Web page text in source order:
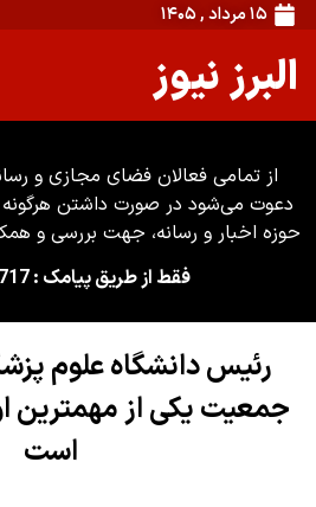
۱۵ مرداد , ۱۴۰۵
البرز نیوز
از تمامی فعالان فضای مجازی و
دعوت می‌شود در صورت داشتن هرگونه
حوزه اخبار و رسانه، جهت بررسی و
فقط از طریق پیامک : 09127679717
رئیس دانشگاه علوم
جمعیت یکی از مهمترین
است